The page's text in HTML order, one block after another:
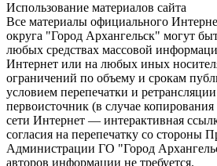
Использование материалов сайта
Все материалы официального
округа "Город Архангельск" могут
любых средствах массовой
Интернет или на любых иных
ограничений по объему и срокам
условием перепечатки и
первоисточник (в случае
сети Интернет — интерактивная
согласия на перепечатку со стороны
Администрации ГО "Город
авторов информации не требуется.